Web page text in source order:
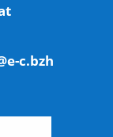
c.bzh